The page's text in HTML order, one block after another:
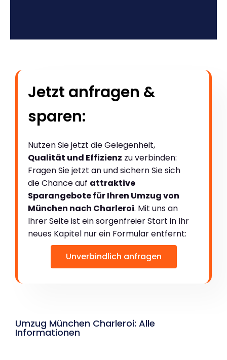
Jetzt anfragen &
sparen:
Nutzen Sie jetzt die Gelegenheit,
Qualität und Effizienz zu verbinden:
Fragen Sie jetzt an und sichern Sie sich
die Chance auf attraktive
Sparangebote für Ihren Umzug von
München nach Charleroi. Mit uns an
Ihrer Seite ist ein sorgenfreier Start in Ihr
neues Kapitel nur ein Formular entfernt:
Unverbindlich anfragen
Umzug München Charleroi: Alle
Informationen